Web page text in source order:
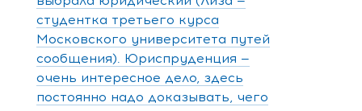
студентка третьего курса
Московского университета путей
сообщения). Юриспруденция —
очень интересное дело, здесь
постоянно надо доказывать, чего